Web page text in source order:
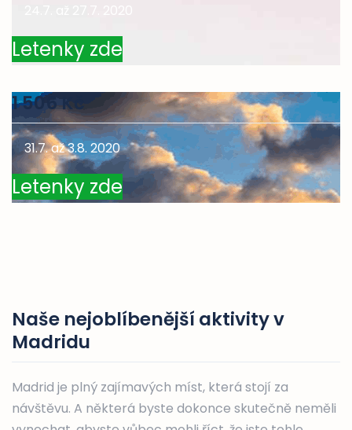
Letenky zde
1 506 Kč
31.7. až 3.8. 2020
Letenky zde
Naše nejoblíbenější aktivity v
Madridu
Madrid je plný zajímavých míst, která stojí za
návštěvu. A některá byste dokonce skutečně neměli